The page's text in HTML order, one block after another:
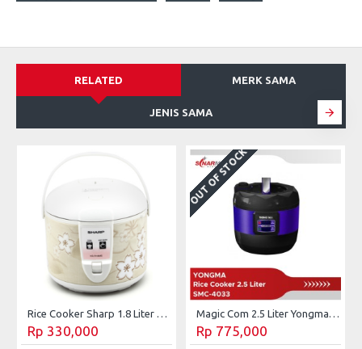
RELATED MERK SAMA
JENIS SAMA
Rice Cooker Sharp 1.8 Liter KS-R18MS-BR/PK/PP
Rp 330,000
OUT OF STOCK
Magic Com 2.5 Liter Yongma SMC-4033
Rp 775,000